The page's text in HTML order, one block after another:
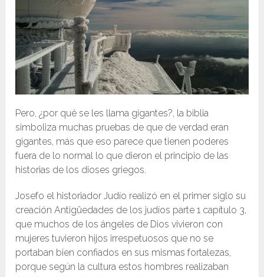
Pero, ¿por qué se les llama gigantes?, la biblia
simboliza muchas pruebas de que de verdad eran
gigantes, más que eso parece que tienen poderes
fuera de lo normal lo que dieron el principio de las
historias de los dioses griegos.
Josefo el historiador Judío realizó en el primer siglo su
creación Antigüedades de los judíos parte 1 capítulo 3,
que muchos de los ángeles de Dios vivieron con
mujeres tuvieron hijos irrespetuosos que no se
portaban bien confiados en sus mismas fortalezas,
porque según la cultura estos hombres realizaban